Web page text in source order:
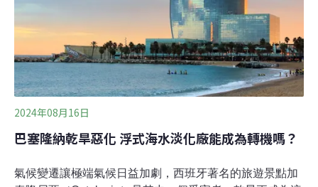
至今未啟用。環境權保障基金會、彰化縣環境保護聯盟等
民間團體8日召開記者會，抗議六輕「與農搶水」。環境
權保障基金會副執行長許博任表示，目前六輕用水由集集
攔河堰每日供應30萬噸，但逢枯水期，
2024年08月16日
巴塞隆納乾旱惡化 浮式海水淡化廠能成為轉機嗎？
氣候變遷讓極端氣候日益加劇，西班牙著名的旅遊景點加